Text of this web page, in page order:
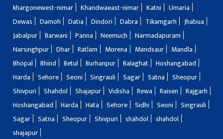
khargonewest-nimar
Khandwaeast-nimar Katni
Umaria
Dewas
Damoh Datia Dindori Dabra Tikamgarh
Jhabua
Jabalpur
Barwani Panna Neemuch
Narmadapuram
Narsinghpur
Dhar Ratlam Morena Mandsaur
Mandla
Bhopal
Bhind Betul Burhanpur Balaghat
Hoshangabad
Harda
Sehore Seoni Singrauli Sagar Satna
Sheopur
Shivpuri
Shahdol Shajapur Vidisha Rewa Raisen
Rajgarh
Hoshangabad
Harda Hata Sehore Sidhi Seoni
Singrauli
Sagar
Satna Sheopur Shivpuri shahdol
shahdol
shajapur